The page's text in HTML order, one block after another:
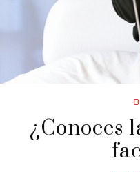
¿Conoces